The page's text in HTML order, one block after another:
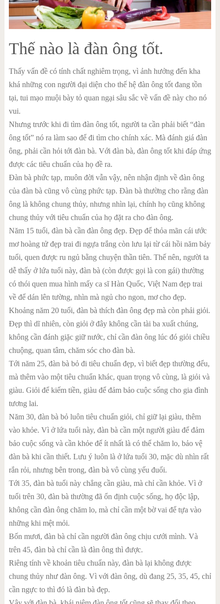
Thế nào là đàn ông tốt.
Thấy vấn đề có tính chất nghiêm trọng, vì ảnh hưởng đến kha
khá những con người đại diện cho thế hệ đàn ông tốt đang tồn
tại, tui mạo muội bày tỏ quan ngại sâu sắc về vấn đề này cho nó
vui.
Nhưng trước khi đi tìm đàn ông tốt, người ta cần phải biết “đàn
ông tốt” nó ra làm sao để đi tìm cho chính xác. Mà đánh giá đàn
ông, phải cần hỏi tới đàn bà. Với đàn bà, đàn ông tốt khi đáp ứng
được các tiêu chuẩn của họ đề ra.
Đàn bà phức tạp, muôn đời vẫn vậy, nên nhận định về đàn ông
của đàn bà cũng vô cùng phức tạp. Đàn bà thường cho rằng đàn
ông là không chung thủy, nhưng nhìn lại, chính họ cũng không
chung thủy với tiêu chuẩn của họ đặt ra cho đàn ông.
Năm 15 tuổi, đàn bà cần đàn ông đẹp. Đẹp để thỏa mãn cái ước
mơ hoàng tử đẹp trai đi ngựa trắng còn lưu lại từ cái hồi năm bảy
tuổi, quen được ru ngủ bằng chuyện thần tiên. Thế nên, người ta
dễ thấy ở lứa tuổi này, đàn bà (còn được gọi là con gái) thường
có thói quen mua hình mấy ca sĩ Hàn Quốc, Việt Nam đẹp trai
về để dán lên tường, nhìn mà ngủ cho ngon, mơ cho đẹp.
Khoảng năm 20 tuổi, đàn bà thích đàn ông đẹp mà còn phải giỏi.
Đẹp thì dĩ nhiên, còn giỏi ở đây không cần tài ba xuất chúng,
không cần đánh giặc giữ nước, chỉ cần đàn ông lúc đó giỏi chiều
chuộng, quan tâm, chăm sóc cho đàn bà.
Tới năm 25, đàn bà bỏ đi tiêu chuẩn đẹp, vì biết đẹp thường đểu,
mà thêm vào một tiêu chuẩn khác, quan trọng vô cùng, là giỏi và
giàu. Giỏi để kiếm tiền, giàu để đảm bảo cuộc sống cho gia đình
tương lai.
Năm 30, đàn bà bỏ luôn tiêu chuẩn giỏi, chỉ giữ lại giàu, thêm
vào khỏe. Vì ở lứa tuổi này, đàn bà cần một người giàu để đảm
bảo cuộc sống và cần khỏe để ít nhất là có thể chăm lo, bảo vệ
đàn bà khi cần thiết. Lưu ý luôn là ở lứa tuổi 30, mặc dù nhìn rất
rắn rỏi, nhưng bên trong, đàn bà vô cùng yếu đuối.
Tới 35, đàn bà tuổi này chẳng cần giàu, mà chỉ cần khỏe. Vì ở
tuổi trên 30, đàn bà thường đã ổn định cuộc sống, họ độc lập,
không cần đàn ông chăm lo, mà chỉ cần một bờ vai để tựa vào
những khi mệt mỏi.
Bốn mươi, đàn bà chỉ cần người đàn ông chịu cưới mình. Và
trên 45, đàn bà chỉ cần là đàn ông thì được.
Riêng tính về khoản tiêu chuẩn này, đàn bà lại không được
chung thủy như đàn ông. Vì với đàn ông, dù đang 25, 35, 45, chỉ
cần ngực to thì đó là đàn bà đẹp.